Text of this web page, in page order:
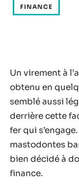
FINANCE
Un virement à
obtenu en
semblé aussi
derrière cette
fer qui
mastodontes
bien décidé à
finance.